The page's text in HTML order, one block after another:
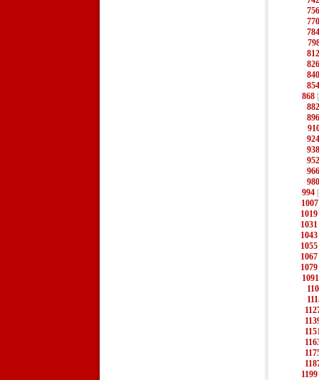
756
770
784
812
826
840
854
868
882
896
924
938
952
966
980
994
1007
1019
1031
1043
1055
1067
1079
1091
1199